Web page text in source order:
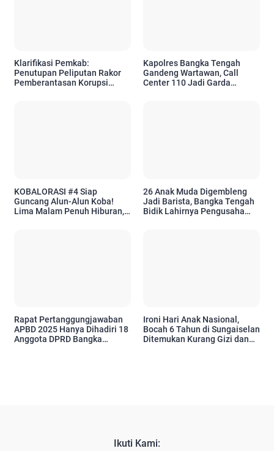
Klarifikasi Pemkab:
Penutupan Peliputan Rakor
Pemberantasan Korupsi
Kapolres Bangka Tengah
Gandeng Wartawan, Call
Center 110 Jadi Garda
KOBALORASI #4 Siap
Guncang Alun-Alun Koba!
Lima Malam Penuh Hiburan,
26 Anak Muda Digembleng
Jadi Barista, Bangka Tengah
Bidik Lahirnya Pengusaha
Rapat Pertanggungjawaban
APBD 2025 Hanya Dihadiri 18
Anggota DPRD Bangka
Ironi Hari Anak Nasional,
Bocah 6 Tahun di Sungaiselan
Ditemukan Kurang Gizi dan
Ikuti Kami: